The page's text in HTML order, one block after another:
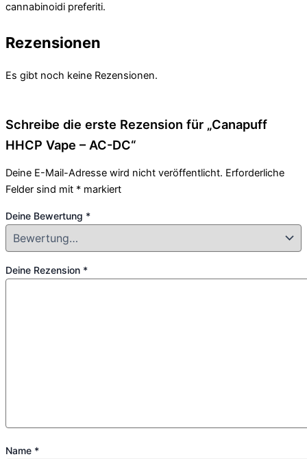
cannabinoidi preferiti.
Rezensionen
Es gibt noch keine Rezensionen.
Schreibe die erste Rezension für „Canapuff
HHCP Vape – AC-DC“
Deine E-Mail-Adresse wird nicht veröffentlicht. Erforderliche
Felder sind mit * markiert
Deine Bewertung *
Deine Rezension *
Name *